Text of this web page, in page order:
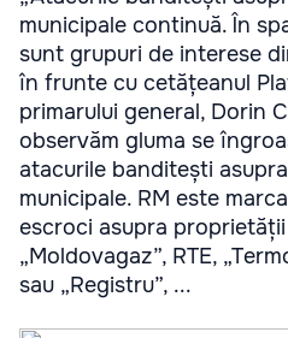
municipale continuă. În
sunt grupuri de interese
în frunte cu cetățeanul
primarului general, Dorin
observăm gluma se
atacurile banditești
municipale. RM este
escroci asupra
„Moldovagaz”, RTE,
sau „Registru”, ...